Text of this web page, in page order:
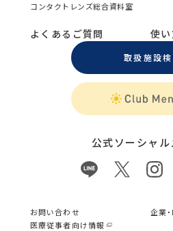
コンタクトレンズ総合資料室
よくあるご質問 使
取扱施設
公式ソーシャル
お問い合わせ
企業
医療従事者向け情報